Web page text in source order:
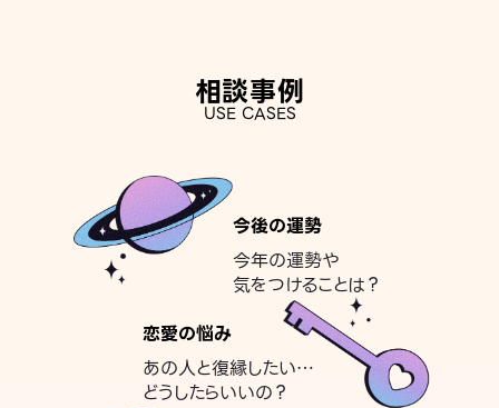
相談事例
USE CASES
今後の運勢
今年の運勢や
気をつけることは？
恋愛の悩み
あの人と復縁したい…
どうしたらいいの？